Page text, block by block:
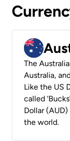
The
Australia,
Like the US
called
Dollar
the world.